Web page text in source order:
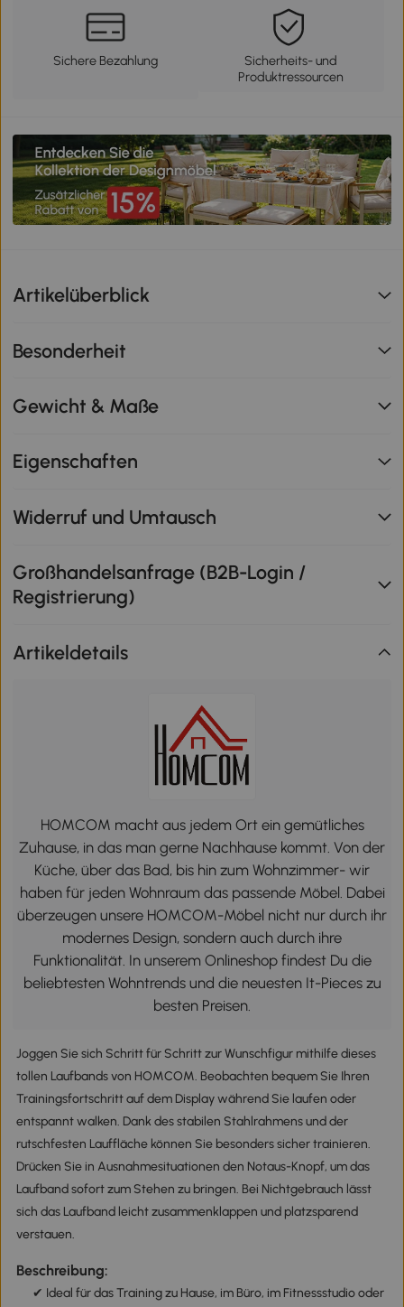
Sichere Bezahlung
Sicherheits- und
Produktressourcen
Artikelüberblick
Besonderheit
Gewicht & Maße
Eigenschaften
Widerruf und Umtausch
Großhandelsanfrage (B2B-Login /
Registrierung)
Artikeldetails
HOMCOM macht aus jedem Ort ein gemütliches
Zuhause, in das man gerne Nachhause kommt. Von der
Küche, über das Bad, bis hin zum Wohnzimmer- wir
haben für jeden Wohnraum das passende Möbel. Dabei
überzeugen unsere HOMCOM-Möbel nicht nur durch ihr
modernes Design, sondern auch durch ihre
Funktionalität. In unserem Onlineshop findest Du die
beliebtesten Wohntrends und die neuesten It-Pieces zu
besten Preisen.
Joggen Sie sich Schritt für Schritt zur Wunschfigur mithilfe dieses
tollen Laufbands von HOMCOM. Beobachten bequem Sie Ihren
Trainingsfortschritt auf dem Display während Sie laufen oder
entspannt walken. Dank des stabilen Stahlrahmens und der
rutschfesten Lauffläche können Sie besonders sicher trainieren.
Drücken Sie in Ausnahmesituationen den Notaus-Knopf, um das
Laufband sofort zum Stehen zu bringen. Bei Nichtgebrauch lässt
sich das Laufband leicht zusammenklappen und platzsparend
verstauen.
Beschreibung:
✔ Ideal für das Training zu Hause, im Büro, im Fitnessstudio oder